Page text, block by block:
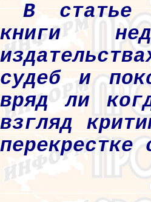
В статье
книги
судеб и
вряд ли
взгляд
перекрестке